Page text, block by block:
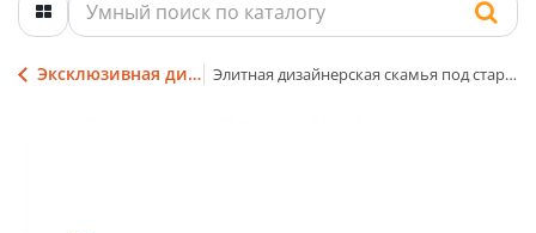
Эксклюзивная дизайнерская мебель Элитная дизайнерская скамья под старину из дерева с резьбой «Драккар»